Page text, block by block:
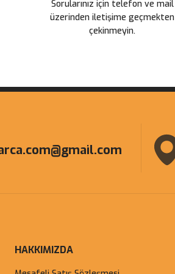
Sorularınız için telefon ve mail
üzerinden iletişime geçmekten
çekinmeyin.
HAKKIMIZDA